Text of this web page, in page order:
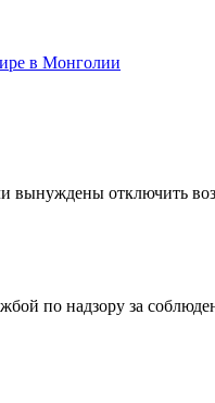
в Монголии
отключить
по надзору за